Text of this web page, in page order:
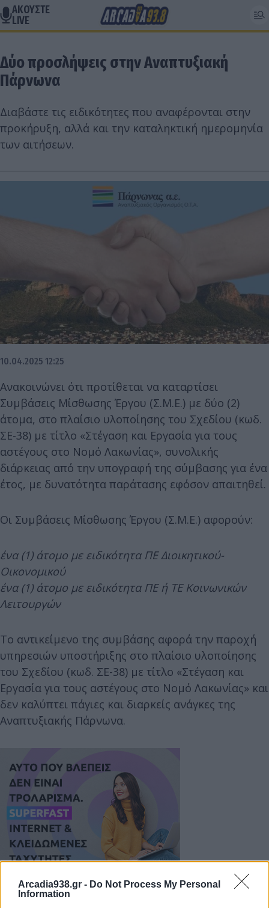
Arcadia938.gr - Do Not Process My Personal
Information
ΑΚΟΥΣΤΕ
LIVE
Δύο προσλήψεις στην Αναπτυξιακή
Πάρνωνα
Διαβάστε τις ειδικότητες που αναφέρονται στην
προκήρυξη, αλλά και την καταληκτική ημερομηνία
των αιτήσεων.
10.04.2025 12:25
Ανακοινώνει ότι προτίθεται να καταρτίσει
Συμβάσεις Μίσθωσης Έργου (Σ.Μ.Ε.) με δύο (2)
άτομα, στο πλαίσιο υλοποίησης του Σχεδίου (κωδ.
ΣΕ-38) με τίτλο «Στέγαση και Εργασία για τους
αστέγους στο Νομό Λακωνίας», συνολικής
διάρκειας από την υπογραφή της σύμβασης για ένα
έτος, με δυνατότητα παράτασης εφόσον απαιτηθεί.
Οι Συμβάσεις Μίσθωσης Έργου (Σ.Μ.Ε.) αφορούν:
ένα (1) άτομο με ειδικότητα ΠΕ Διοικητικού-
Οικονομικού
ένα (1) άτομο με ειδικότητα ΠΕ ή ΤΕ Κοινωνικών
Λειτουργών
Το αντικείμενο της συμβάσης αφορά την παροχή
υπηρεσιών υποστήριξης στο πλαίσιο υλοποίησης
του Σχεδίου (κωδ. ΣΕ-38) με τίτλο «Στέγαση και
Εργασία για τους αστέγους στο Νομό Λακωνίας» και
δεν καλύπτει πάγιες και διαρκείς ανάγκες της
Αναπτυξιακής Πάρνωνα.